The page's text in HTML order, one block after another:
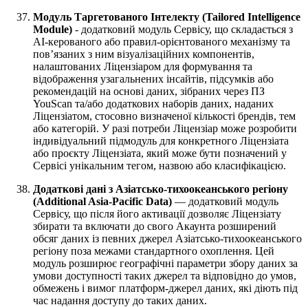
Модуль Таргетованого Інтелекту (Tailored Intelligence
Module) - додатковий модуль Сервісу, що складається з
AI-керованого або правил-орієнтованого механізму та
пов’язаних з ним візуалізаційних компонентів,
налаштованих Ліцензіаром для формування та
відображення узагальнених інсайтів, підсумків або
рекомендацій на основі даних, зібраних через ПЗ
YouScan та/або додаткових наборів даних, наданих
Ліцензіатом, стосовно визначеної кількості брендів, тем
або категорій. У разі потреби Ліцензіар може розробити
індивідуальний підмодуль для конкретного Ліцензіата
або проєкту Ліцензіата, який може бути позначений у
Сервісі унікальним тегом, назвою або класифікацією.
Додаткові дані з Азіатсько-тихоокеанського регіону
(Additional Asia-Pacific Data) — додатковий модуль
Сервісу, що після його активації дозволяє Ліцензіату
збирати та включати до свого Акаунта розширений
обсяг даних із певних джерел Азіатсько-тихоокеанського
регіону поза межами стандартного охоплення. Цей
модуль розширює географічні параметри збору даних за
умови доступності таких джерел та відповідно до умов,
обмежень і вимог платформ-джерел даних, які діють під
час надання доступу до таких даних.